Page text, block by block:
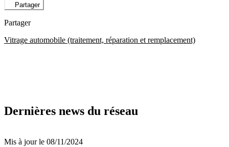
Partager
Partager
Vitrage automobile (traitement, réparation et remplacement)
Dernières news du réseau
Mis à jour le 08/11/2024